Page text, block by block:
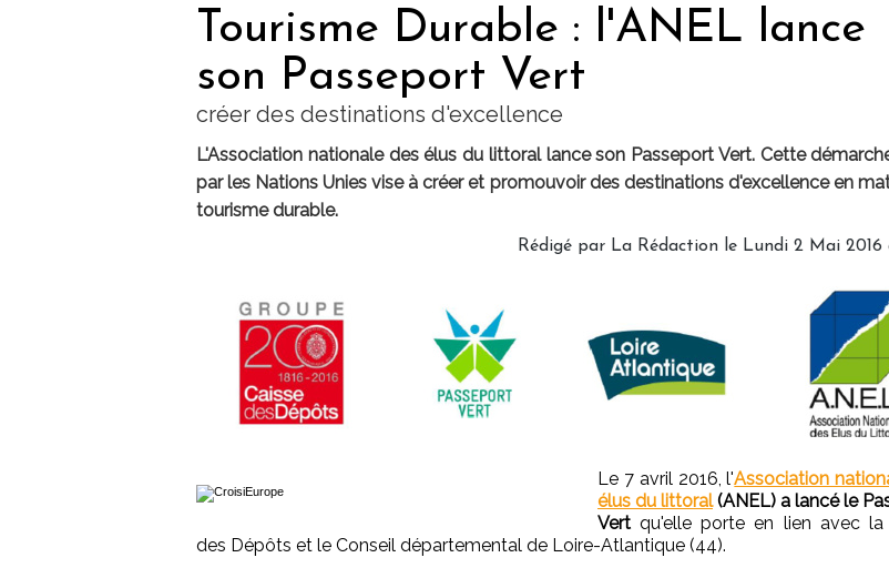
Tourisme Durable : l'ANEL lance
son Passeport Vert
créer des destinations d'excellence
L'Association nationale des élus du littoral lance son Passeport Vert. Cette
par les Nations Unies vise à créer et promouvoir des destinations d'excellence en
tourisme durable.
Rédigé par La Rédaction le Lundi 2 Mai 2016
Le 7 avril 2016, l'Association
élus du littoral (ANEL) a lancé le
Vert qu'elle porte en lien avec la
des Dépôts et le Conseil départemental de Loire-Atlantique (44).